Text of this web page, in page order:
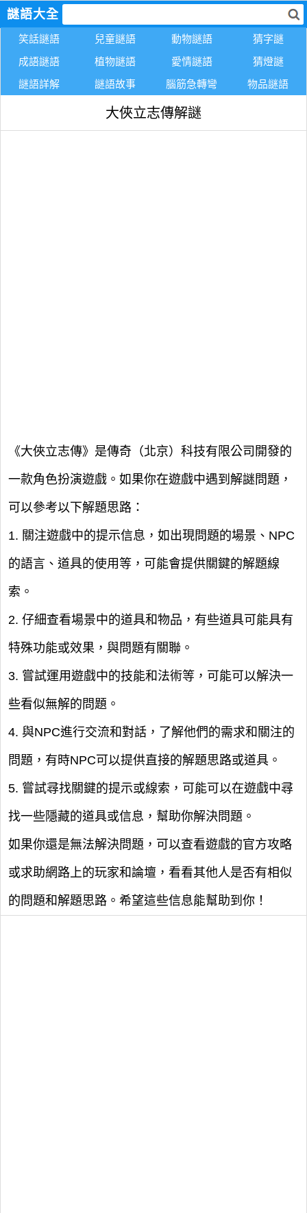
謎語大全
笑話謎語 兒童謎語 動物謎語
猜字謎
成語謎語
植物謎語 愛情謎語
猜燈謎
謎語詳解
謎語故事 腦筋急轉彎 物品謎語
大俠立志傳解謎
《大俠立志傳》是傳奇（北京）科技有限公司開發的
一款角色扮演遊戲。如果你在遊戲中遇到解謎問題，
可以參考以下解題思路：
1. 關注遊戲中的提示信息，如出現問題的場景、NPC
的語言、道具的使用等，可能會提供關鍵的解題線
索。
2. 仔細查看場景中的道具和物品，有些道具可能具有
特殊功能或效果，與問題有關聯。
3. 嘗試運用遊戲中的技能和法術等，可能可以解決一
些看似無解的問題。
4. 與NPC進行交流和對話，了解他們的需求和關注的
問題，有時NPC可以提供直接的解題思路或道具。
5. 嘗試尋找關鍵的提示或線索，可能可以在遊戲中尋
找一些隱藏的道具或信息，幫助你解決問題。
如果你還是無法解決問題，可以查看遊戲的官方攻略
或求助網路上的玩家和論壇，看看其他人是否有相似
的問題和解題思路。希望這些信息能幫助到你！